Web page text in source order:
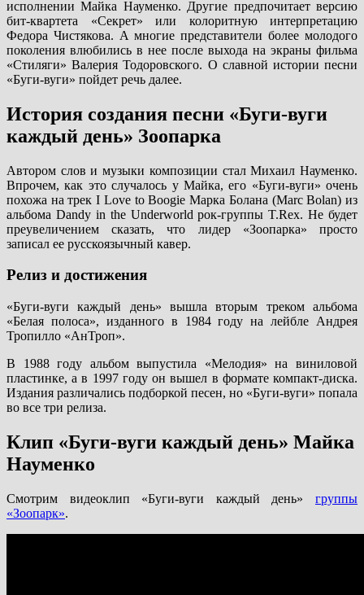
исполнении Майка Науменко. Другие предпочитает версию
бит-квартета «Секрет» или колоритную интерпретацию
Федора Чистякова. А многие представители более молодого
поколения влюбились в нее после выхода на экраны фильма
«Стиляги» Валерия Тодоровского. О славной истории песни
«Буги-вуги» пойдет речь далее.
История создания песни «Буги-вуги
каждый день» Зоопарка
Автором слов и музыки композиции стал Михаил Науменко.
Впрочем, как это случалось у Майка, его «Буги-вуги» очень
похожа на трек I Love to Boogie Марка Болана (Marc Bolan) из
альбома Dandy in the Underworld рок-группы T.Rex. Не будет
преувеличением сказать, что лидер «Зоопарка» просто
записал ее русскоязычный кавер.
Релиз и достижения
«Буги-вуги каждый день» вышла вторым треком альбома
«Белая полоса», изданного в 1984 году на лейбле Андрея
Тропилло «АнТроп».
В 1988 году альбом выпустила «Мелодия» на виниловой
пластинке, а в 1997 году он вышел в формате компакт-диска.
Издания различались подборкой песен, но «Буги-вуги» попала
во все три релиза.
Клип «Буги-вуги каждый день» Майка
Науменко
Смотрим видеоклип «Буги-вуги каждый день» группы
«Зоопарк».